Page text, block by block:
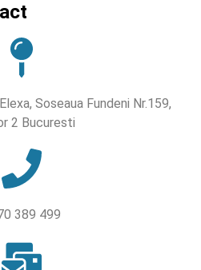
Soseaua Fundeni Nr.159,
2 Bucuresti
389 499